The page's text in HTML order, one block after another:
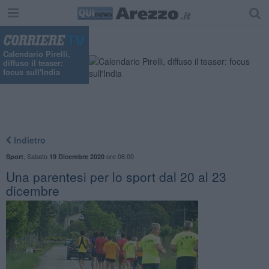
Calendario Pirelli,
diffuso il teaser:
focus sull'India
Indietro
Sport Sabato 19 Dicembre 2020ore 06:00
Una parentesi per lo sport dal 20 al 23
dicembre